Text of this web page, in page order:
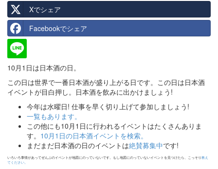
Xでシェア
Facebookでシェア
10月1日は日本酒の日。
この日は世界で一番日本酒が盛り上がる日です。この日は日本酒
イベントが目白押し。日本酒を飲みに出かけましょう!
今年は水曜日! 仕事を早く切り上げて参加しましょう!
一覧もあります。
この他にも10月1日に行われるイベントはたくさんありま
す。 10月1日の日本酒イベントを検索。
まだまだ日本酒の日のイベントは絶賛募集中です!
いろいろ事情があってぜんぶのイベントが地図にのっていないです。もし地図にのっていないイベントを見つけたら、こっそり教え
てください。